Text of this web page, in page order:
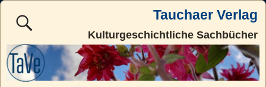
Tauchaer Verlag
Kulturgeschichtliche Sachbücher